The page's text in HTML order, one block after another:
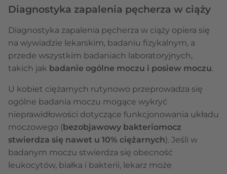
Diagnostyka zapalenia pęcherza w ciąży
Diagnostyka zapalenia pęcherza w ciąży opiera się
na wywiadzie lekarskim, badaniu fizykalnym, a
przede wszystkim badaniach laboratoryjnych,
takich jak badanie ogólne moczu i posiew moczu.
U kobiet ciężarnych rutynowo przeprowadza się
ogólne badania moczu mogące wykryć
nieprawidłowości dotyczące funkcjonowania układu
moczowego (bezobjawowy bakteriomocz
stwierdza się nawet u 10% ciężarnych). Jeśli w
badanym moczu stwierdza się obecność
leukocytów, białka i bakterii, lekarz może